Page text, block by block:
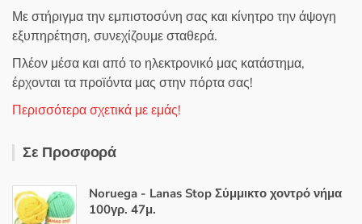
Με στήριγμα την εμπιστοσύνη σας και κίνητρο την άψογη
εξυπηρέτηση, συνεχίζουμε σταθερά.
Πλέον μέσα και από το ηλεκτρονικό μας κατάστημα,
έρχονται τα προϊόντα μας στην πόρτα σας!
Περισσότερα σχετικά με εμάς!
Σε Προσφορά
Noruega - Lanas Stop Σύμμικτο χοντρό νήμα
100γρ. 47μ.